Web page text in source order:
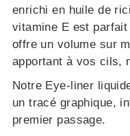
enrichi en huile de
vitamine E est
offre un volume sur
apportant à vos cils,
Notre Eye-liner
un tracé graphique,
premier passage.